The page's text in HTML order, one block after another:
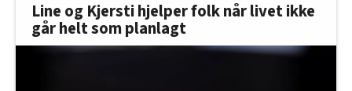
Line og Kjersti hjelper folk når livet ikke
går helt som planlagt